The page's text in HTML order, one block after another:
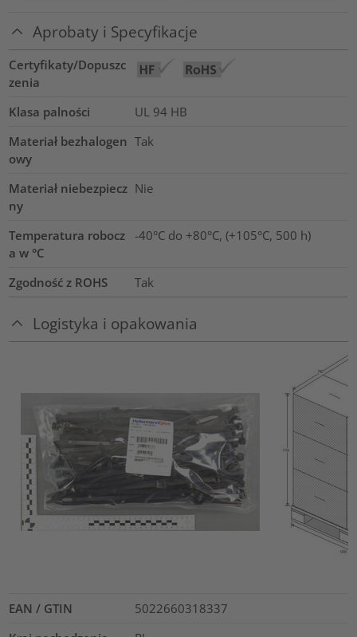
Aprobaty i Specyfikacje
Certyfikaty/Dopuszc
zenia
Klasa palności
UL 94 HB
Materiał bezhalogen
owy
Tak
Materiał niebezpiecz
ny
Nie
Temperatura robocz
a w °C
-40°C do +80°C, (+105°C, 500 h)
Zgodność z ROHS Tak
Logistyka i opakowania
EAN / GTIN
5022660318337